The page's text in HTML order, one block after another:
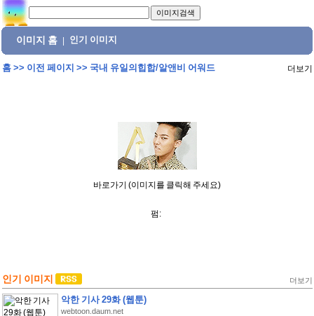
이미지 홈 인기 이미지
홈>> 이전 페이지 >> 국내 유일의힙합/알앤비 어워드 더보기
바로가기 (이미지를 클릭해 주세요)
펌:
인기 이미지 더보기
악한 기사 29화 (웹툰)
webtoon.daum.net